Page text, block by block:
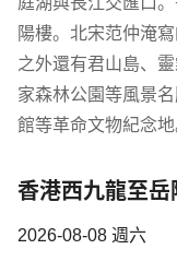
陽樓。北宋范仲淹
之外還有君山島、
家森林公園等風景
館等革命文物紀念地
香港西九龍至
2026-08-08 週六